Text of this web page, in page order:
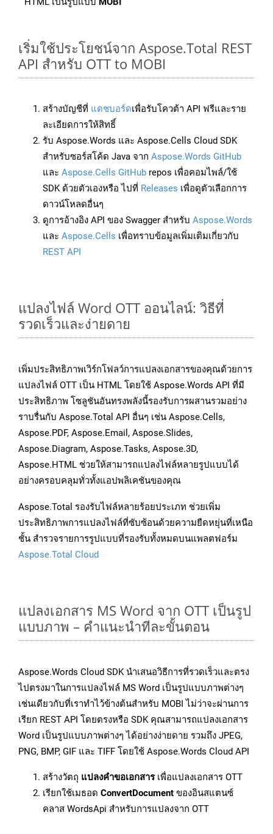
เริ่มใช้ประโยชน์จาก Aspose.Total REST
API สำหรับ OTT to MOBI
สร้างบัญชีที่ แดชบอร์ดเพื่อรับโควต้า API ฟรีและราย
ละเอียดการให้สิทธิ์
รับ Aspose.Words และ Aspose.Cells Cloud SDK
สำหรับซอร์สโค้ด Java จาก Aspose.Words GitHub
และ Aspose.Cells GitHub repos เพื่อคอมไพล์/ใช้
SDK ด้วยตัวเองหรือ ไปที่ Releases เพื่อดูตัวเลือกการ
ดาวน์โหลดอื่นๆ
ดูการอ้างอิง API ของ Swagger สำหรับ Aspose.Words
และ Aspose.Cells เพื่อทราบข้อมูลเพิ่มเติมเกี่ยวกับ
REST API
แปลงไฟล์ Word OTT ออนไลน์: วิธีที่
รวดเร็วและง่ายดาย
เพิ่มประสิทธิภาพเวิร์กโฟลว์การแปลงเอกสารของคุณด้วยการ
แปลงไฟล์ OTT เป็น HTML โดยใช้ Aspose.Words API ที่มี
ประสิทธิภาพ โซลูชันอันทรงพลังนี้รองรับการผสานรวมอย่าง
ราบรื่นกับ Aspose.Total API อื่นๆ เช่น Aspose.Cells,
Aspose.PDF, Aspose.Email, Aspose.Slides,
Aspose.Diagram, Aspose.Tasks, Aspose.3D,
Aspose.HTML ช่วยให้สามารถแปลงไฟล์หลายรูปแบบได้
อย่างครอบคลุมทั่วทั้งแอปพลิเคชันของคุณ
Aspose.Total รองรับไฟล์หลายร้อยประเภท ช่วยเพิ่ม
ประสิทธิภาพการแปลงไฟล์ที่ซับซ้อนด้วยความยืดหยุ่นที่เหนือ
ชั้น สำรวจรายการรูปแบบที่รองรับทั้งหมดบนแพลตฟอร์ม
Aspose.Total Cloud
แปลงเอกสาร MS Word จาก OTT เป็นรูป
แบบภาพ – คำแนะนำทีละขั้นตอน
Aspose.Words Cloud SDK นำเสนอวิธีการที่รวดเร็วและตรง
ไปตรงมาในการแปลงไฟล์ MS Word เป็นรูปแบบภาพต่างๆ
เช่นเดียวกับที่เราทำไว้ข้างต้นสำหรับ MOBI ไม่ว่าจะผ่านการ
เรียก REST API โดยตรงหรือ SDK คุณสามารถแปลงเอกสาร
Word เป็นรูปแบบภาพต่างๆ ได้อย่างง่ายดาย รวมถึง JPEG,
PNG, BMP, GIF และ TIFF โดยใช้ Aspose.Words Cloud API
สร้างวัตถุ แปลงคำขอเอกสารเพื่อแปลงเอกสาร OTT
เรียกใช้เมธอด ConvertDocument ของอินสแตนซ์
คลาส WordsApi สำหรับการแปลงจาก OTT